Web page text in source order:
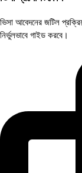
ভিসা আবেদনের জটিল
নির্ভুলভাবে গাইড করবে।